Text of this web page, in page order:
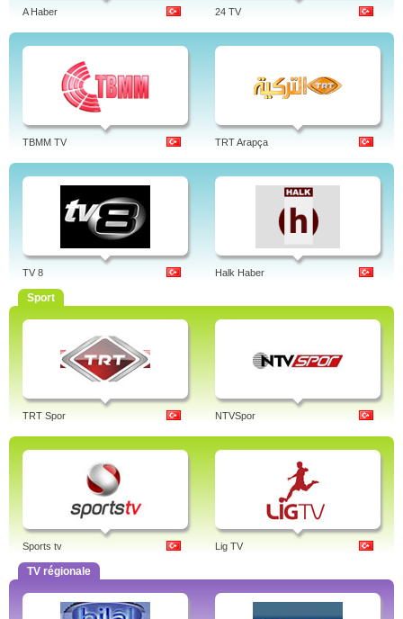
A Haber 24 TV
TBMM TV TRT Arapça
TV 8 Halk Haber
Sport
TRT Spor NTVSpor
Sports tv Lig TV
TV régionale